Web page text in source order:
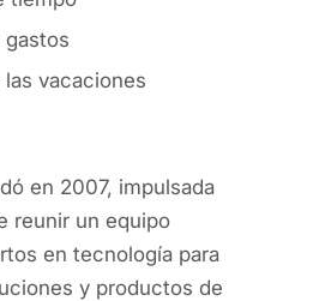
gastos
vacaciones
en 2007, impulsada
reunir un equipo
en tecnología para
y productos de